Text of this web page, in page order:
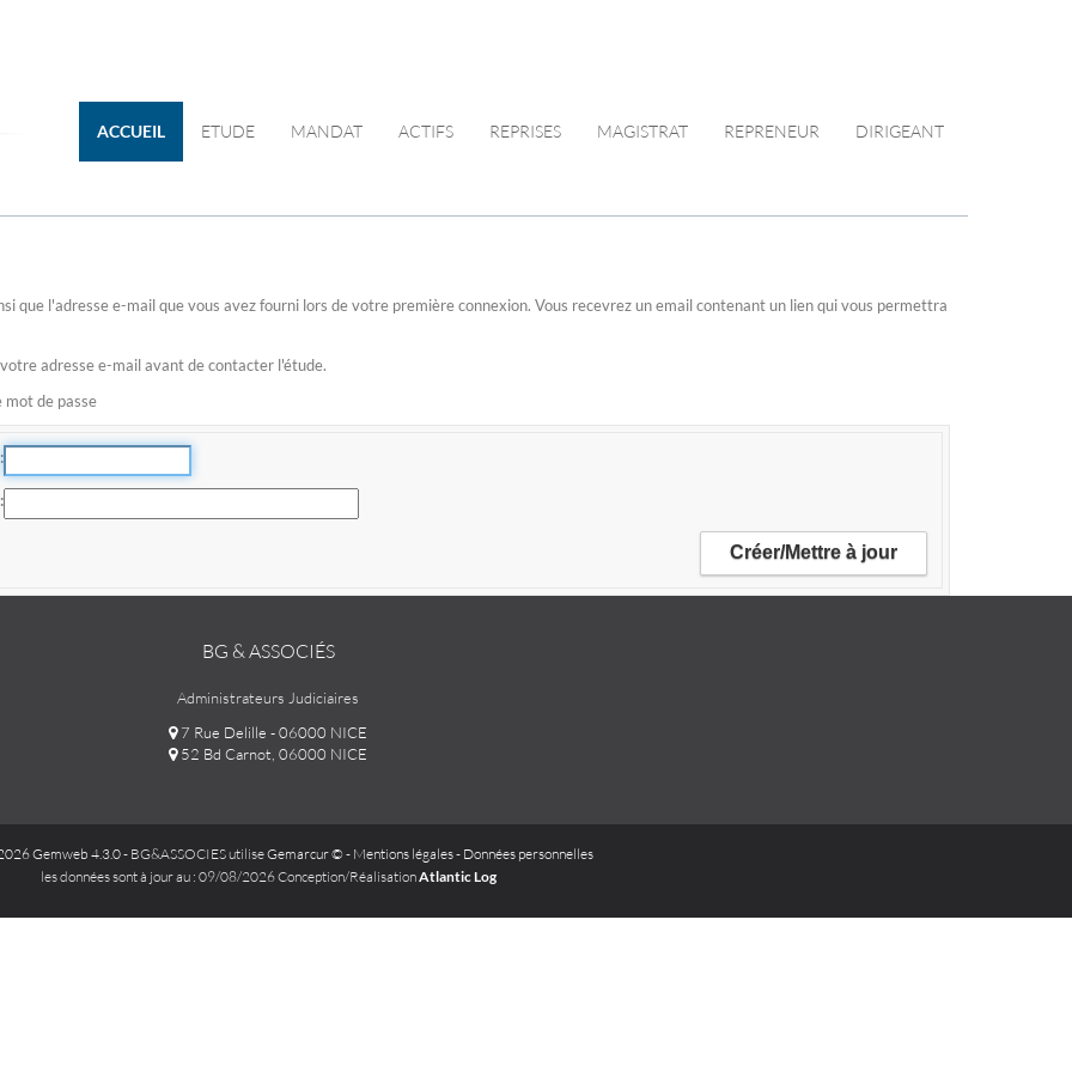
ACCUEIL ETUDE MANDAT ACTIFS REPRISES MAGISTRAT REPRENEUR DIRIGEANT
que l'adresse e-mail que vous avez fourni lors de votre première connexion. Vous recevrez un email contenant un lien qui vous permettra
adresse e-mail avant de contacter l'étude.
de passe
BG & ASSOCIÉS
Administrateurs Judiciaires
7 Rue Delille - 06000 NICE
52 Bd Carnot, 06000 NICE
Gemweb 4.3.0- BG&ASSOCIES utiliseGemarcur © - Mentions légales- Données personnelles
les données sont à jour au : 09/08/2026 Conception/RéalisationAtlantic Log